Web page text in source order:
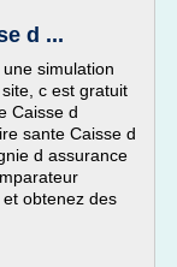
d ...
simulation
c est gratuit
Caisse d
sante Caisse d
d assurance
obtenez des